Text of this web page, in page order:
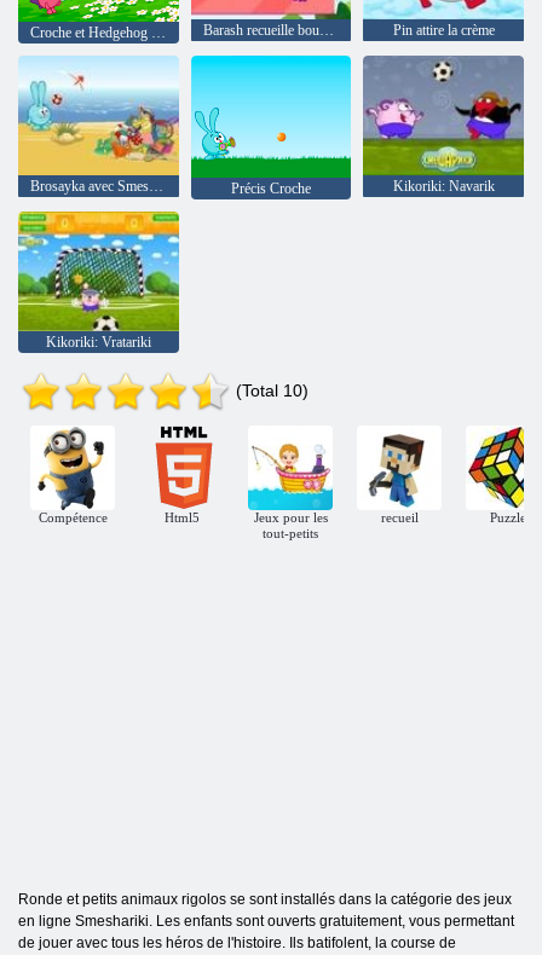
Barash recueille bouquet Pin attire la crème
Brosayka avec Smeshariki Précis Croche Kikoriki: Navarik
Kikoriki: Vratariki
(Total 10)
Compétence Html5
Jeux pour les
tout-petits
recueil Puzzle
Ronde et petits animaux rigolos se sont installés dans la catégorie des jeux
en ligne Smeshariki. Les enfants sont ouverts gratuitement, vous permettant
de jouer avec tous les héros de l'histoire. Ils batifolent, la course de